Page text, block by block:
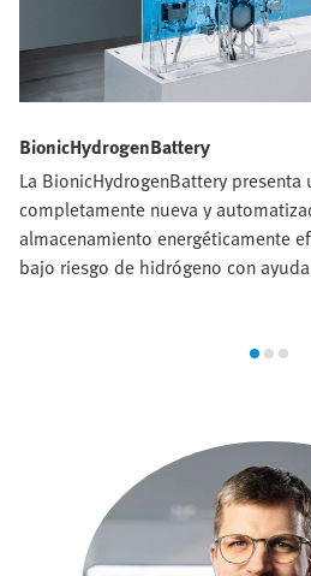
BionicHydrogenBattery
La BionicHydrogenBattery presenta
completamente nueva y
almacenamiento energéticamente
bajo riesgo de hidrógeno con